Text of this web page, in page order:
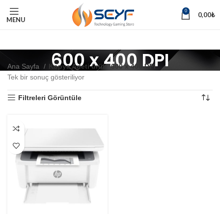
MENU
0 0,00₺
600 x 400 DPI
Ana Sayfa Kopya Adeti ürün 600 x 400 DPI
Tek bir sonuç gösteriliyor
Filtreleri Görüntüle